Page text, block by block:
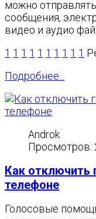
можно
сообщения,
видео и аудио
1 1 1 1 1 1 1 1 1 1
Подробнее...
Androk
Просмотров:
Как отключить
телефоне
Голосовые